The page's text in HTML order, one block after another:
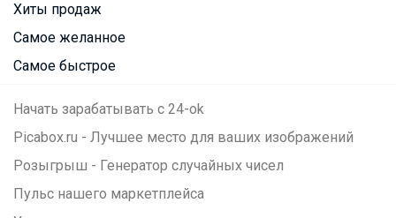
Хиты продаж
Самое желанное
Самое быстрое
Начать зарабатывать с 24-ok
Picabox.ru - Лучшее место для ваших изображений
Розыгрыш - Генератор случайных чисел
Пульс нашего маркетплейса